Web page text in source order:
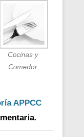
Cocinas y
Comedor
APPCC